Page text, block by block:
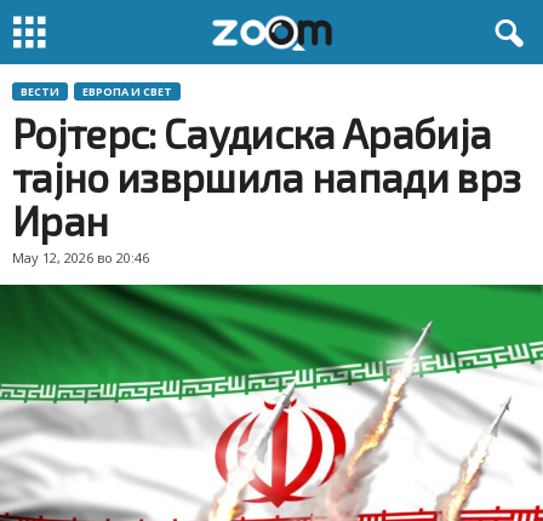
ВЕСТИ ЕВРОПА И СВЕТ
Ројтерс: Саудиска Арабија
тајно извршила напади врз
Иран
May 12, 2026 во 20:46